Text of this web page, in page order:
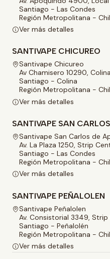
Santiago - Las Condes
Región Metropolitana -
Ver más detalles
SANTIVAPE CHICUREO
Santivape Chicureo
Av Chamisero 10290,
Santiago - Colina
Región Metropolitana -
Ver más detalles
SANTIVAPE SAN
Santivape San Carlos de
Av. La Plaza 1250, Strip
Santiago - Las Condes
Región Metropolitana -
Ver más detalles
SANTIVAPE PEÑALOLEN
Santivape Peñalolen
Av. Consistorial 3349,
Santiago - Peñalolén
Región Metropolitana -
Ver más detalles